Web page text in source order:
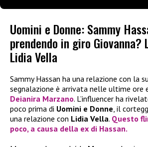
Uomini e Donne: Sammy
prendendo in giro Giovanna?
Lidia Vella
Sammy Hassan ha una relazione con la
segnalazione è arrivata nelle ultime ore
Deianira Marzano. L’influencer ha
poco prima di Uomini e Donne, il
una relazione con Lidia Vella. Questo
poco, a causa della ex di Hassan.